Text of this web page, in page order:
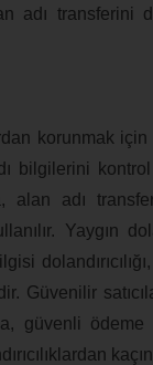
transferini
korunmak
bilgilerini kontrol
alan adı
Yaygın
Güvenilir
güvenli